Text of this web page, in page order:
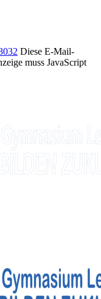
Diese E-Mail-
muss JavaScript